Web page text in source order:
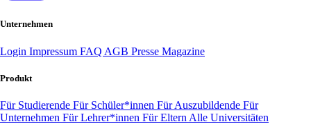
Unternehmen
Login Impressum FAQ AGB Presse Magazine
Produkt
Für Studierende Für Schüler*innen Für Auszubildende Für
Unternehmen Für Lehrer*innen Für Eltern Alle Universitäten